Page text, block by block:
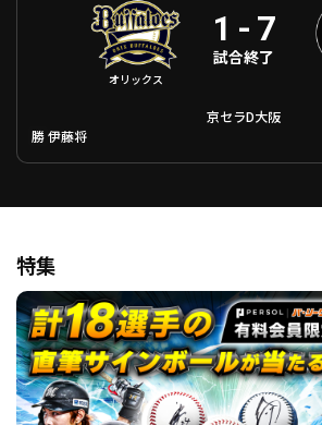
利用規約
運営会社 （別ウィンドウで開く） よくある
特定商取引法の表示 アルバイ
オリックス
1 - 7
試合終了
京セラD大阪
勝伊藤将
特集